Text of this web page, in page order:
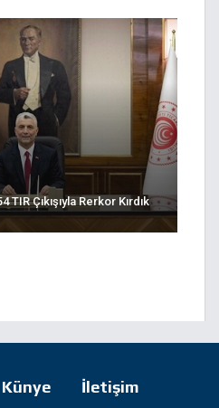
TIR Çıkışıyla Rerkor Kırdık
Künye İletişim